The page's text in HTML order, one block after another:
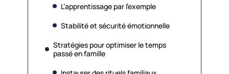
L’apprentissage par l’exemple
Stabilité et sécurité émotionnelle
Stratégies pour optimiser le temps
passé en famille